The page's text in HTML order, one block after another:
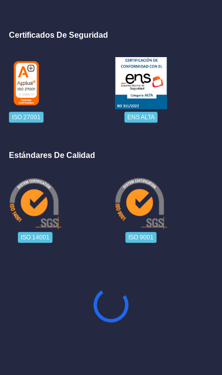
Certificados De Seguridad
ISO 27001 ENS ALTA
Estándares De Calidad
ISO 14001 ISO 9001